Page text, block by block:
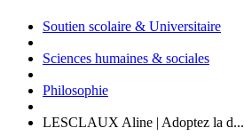
Soutien scolaire & Universitaire
Sciences humaines & sociales
Philosophie
LESCLAUX Aline | Adoptez la d...